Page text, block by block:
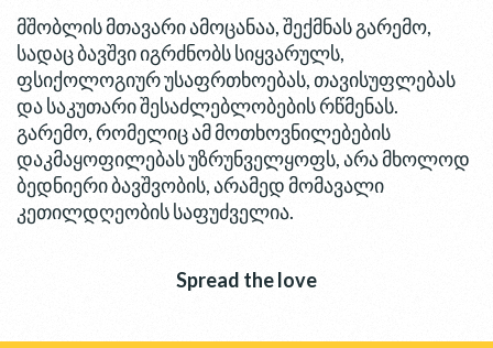
მშობლის მთავარი ამოცანაა, შექმნას გარემო,
სადაც ბავშვი იგრძნობს სიყვარულს,
ფსიქოლოგიურ უსაფრთხოებას, თავისუფლებას
და საკუთარი შესაძლებლობების რწმენას.
გარემო, რომელიც ამ მოთხოვნილებების
დაკმაყოფილებას უზრუნველყოფს, არა მხოლოდ
ბედნიერი ბავშვობის, არამედ მომავალი
კეთილდღეობის საფუძველია.
Spread the love